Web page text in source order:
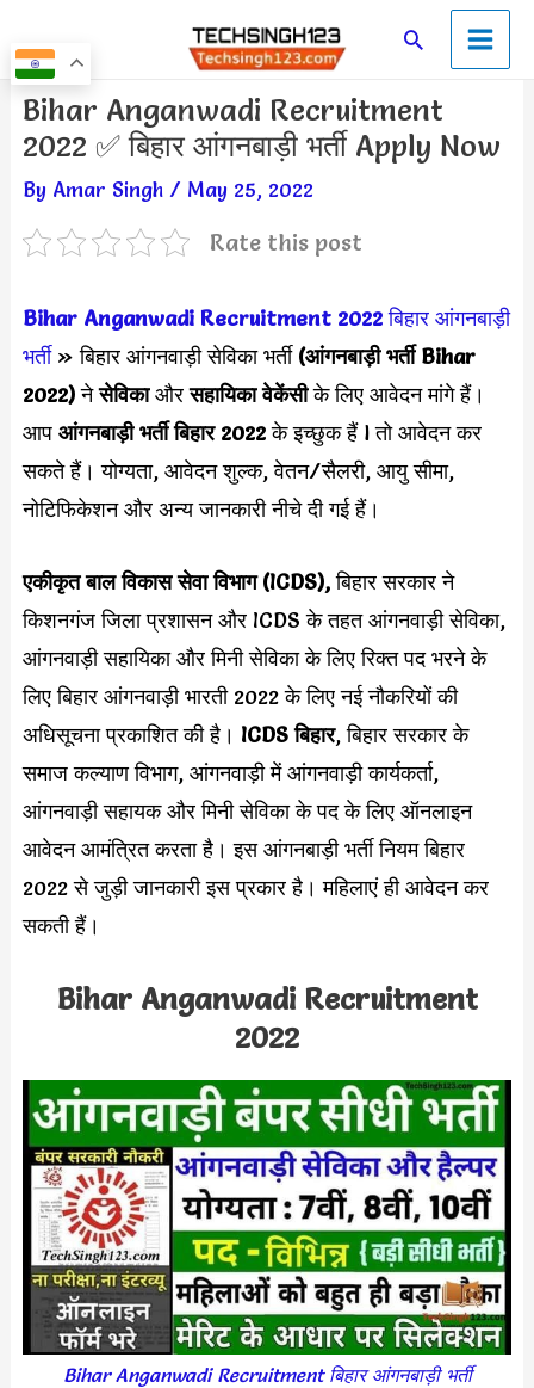
to
content
SearchMain
Menu
Bihar Anganwadi Recruitment
2022 ✅ बिहार आंगनबाड़ी भर्ती Apply Now
By Amar Singh / May 25, 2022
Rate this post
Bihar Anganwadi Recruitment 2022 बिहार आंगनबाड़ी
भर्ती» बिहार आंगनवाड़ी सेविका भर्ती (आंगनबाड़ी भर्ती Bihar
2022)नेसेविकाऔरसहायिका वेकेंसीके लिए आवेदन मांगे हैं।
आप आंगनबाड़ी भर्ती बिहार 2022के इच्छुक हैं l तो आवेदन कर
सकते हैं। योग्यता, आवेदन शुल्क, वेतन/सैलरी, आयु सीमा,
नोटिफिकेशन और अन्य जानकारी नीचे दी गई हैं।
एकीकृत बाल विकास सेवा विभाग (ICDS),बिहार सरकार ने
किशनगंज जिला प्रशासन और ICDS के तहत आंगनवाड़ी सेविका,
आंगनवाड़ी सहायिका और मिनी सेविका के लिए रिक्त पद भरने के
लिए बिहार आंगनवाड़ी भारती 2022 के लिए नई नौकरियों की
अधिसूचना प्रकाशित की है। ICDS बिहार, बिहार सरकार के
समाज कल्याण विभाग, आंगनवाड़ी में आंगनवाड़ी कार्यकर्ता,
आंगनवाड़ी सहायक और मिनी सेविका के पद के लिए ऑनलाइन
आवेदन आमंत्रित करता है। इस आंगनबाड़ी भर्ती नियम बिहार
2022 से जुड़ी जानकारी इस प्रकार है। महिलाएं ही आवेदन कर
सकती हैं।
Bihar Anganwadi Recruitment
2022
Bihar Anganwadi Recruitment बिहार आंगनबाड़ी भर्ती
Post
navigation